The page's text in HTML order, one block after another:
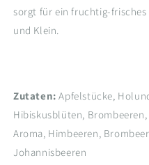
sorgt für ein fruchtig-frisches
und Klein.
Zutaten: Apfelstücke,
Hibiskusblüten,
Aroma, Himbeeren,
Johannisbeeren